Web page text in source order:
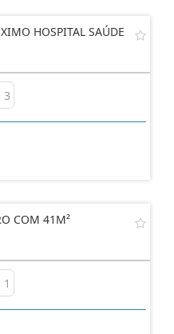
HOSPITAL SAÚDE
3
COM 41M²
1